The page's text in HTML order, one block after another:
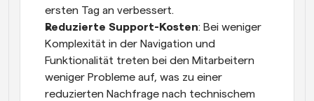
ersten Tag an verbessert.
Reduzierte Support-Kosten: Bei weniger
Komplexität in der Navigation und
Funktionalität treten bei den Mitarbeitern
weniger Probleme auf, was zu einer
reduzierten Nachfrage nach technischem